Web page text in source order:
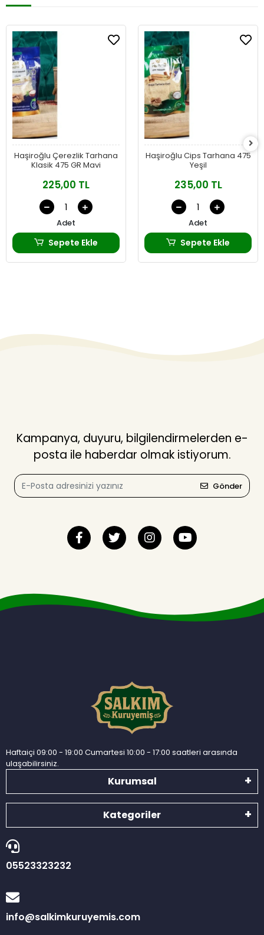
Haşiroğlu Çerezlik Tarhana
Klasik 475 GR Mavi
225,00 TL
Adet
Sepete Ekle
Haşiroğlu Cips Tarhana 475
Yeşil
235,00 TL
Adet
Sepete Ekle
Kampanya, duyuru, bilgilendirmelerden e-
posta ile haberdar olmak istiyorum.
Gönder
Haftaiçi 09:00 - 19:00 Cumartesi 10:00 - 17:00 saatleri arasında
ulaşabilirsiniz.
Kurumsal
Kategoriler
05523323232
info@salkimkuruyemis.com